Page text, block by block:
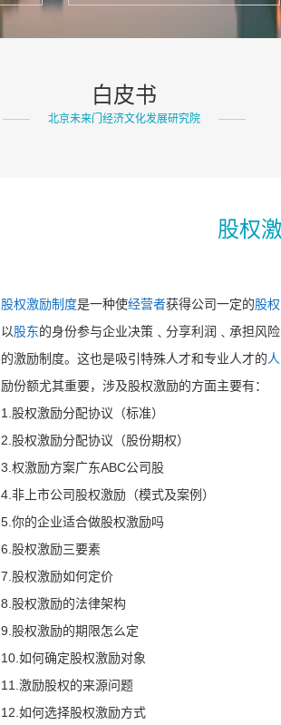
白皮书
北京未来门经济文化发展研究院
股权
股权激励制度是一种使经营者获得公司一定的股权
以股东的身份参与企业决策﹑分享利润﹑承担风
的激励制度。这也是吸引特殊人才和专业人才的
励份额尤其重要，涉及股权激励的方面主要有：
1.股权激励分配协议（标准）
2.股权激励分配协议（股份期权）
3.权激励方案广东ABC公司股
4.非上市公司股权激励（模式及案例）
5.你的企业适合做股权激励吗
6.股权激励三要素
7.股权激励如何定价
8.股权激励的法律架构
9.股权激励的期限怎么定
10.如何确定股权激励对象
11.激励股权的来源问题
12.如何选择股权激励方式